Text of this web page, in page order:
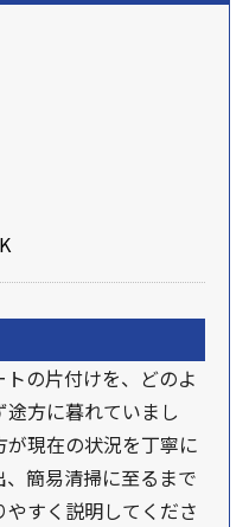
の片付けを、どのよ
方に暮れていまし
現在の状況を丁寧に
簡易清掃に至るまで
すく説明してくださ